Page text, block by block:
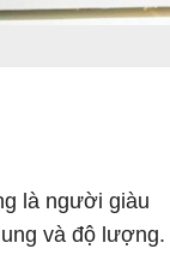
là người giàu
và độ lượng.